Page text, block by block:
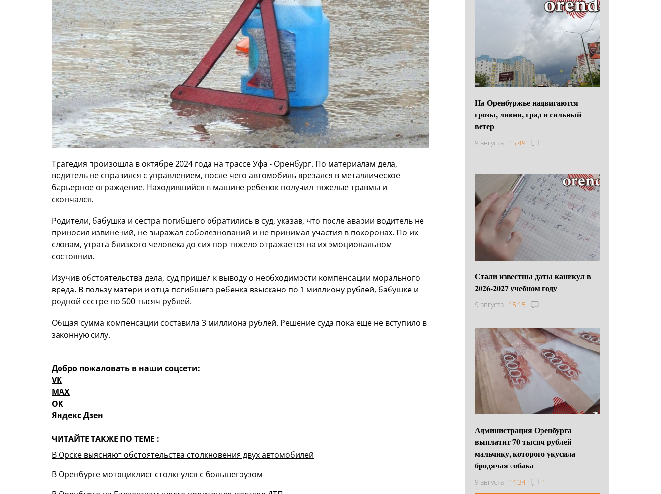
Трагедия произошла в октябре 2024 года на трассе Уфа - Оренбург. По материалам дела,
водитель не справился с управлением, после чего автомобиль врезался в металлическое
барьерное ограждение. Находившийся в машине ребенок получил тяжелые травмы и
скончался.
Родители, бабушка и сестра погибшего обратились в суд, указав, что после аварии водитель не
приносил извинений, не выражал соболезнований и не принимал участия в похоронах. По их
словам, утрата близкого человека до сих пор тяжело отражается на их эмоциональном
состоянии.
Изучив обстоятельства дела, суд пришел к выводу о необходимости компенсации морального
вреда. В пользу матери и отца погибшего ребенка взыскано по 1 миллиону рублей, бабушке и
родной сестре по 500 тысяч рублей.
Общая сумма компенсации составила 3 миллиона рублей. Решение суда пока еще не вступило в
законную силу.
Добро пожаловать в наши соцсети:
VK
MAX
OK
Яндекс Дзен
ЧИТАЙТЕ ТАКЖЕ ПО ТЕМЕ :
В Орске выясняют обстоятельства столкновения двух автомобилей
В Оренбурге мотоциклист столкнулся с большегрузом
На Оренбуржье надвигаются
грозы, ливни, град и сильный
ветер
9 августа 15:49
Стали известны даты каникул в
2026-2027 учебном году
9 августа 15:15
Администрация Оренбурга
выплатит 70 тысяч рублей
мальчику, которого укусила
бродячая собака
9 августа 14:34 1